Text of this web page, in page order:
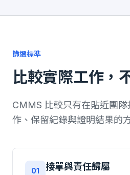
篩選標準
比較實際工作，
CMMS 比較只有在貼近團
作、保留紀錄與證明結果的
01 接單與責任歸屬